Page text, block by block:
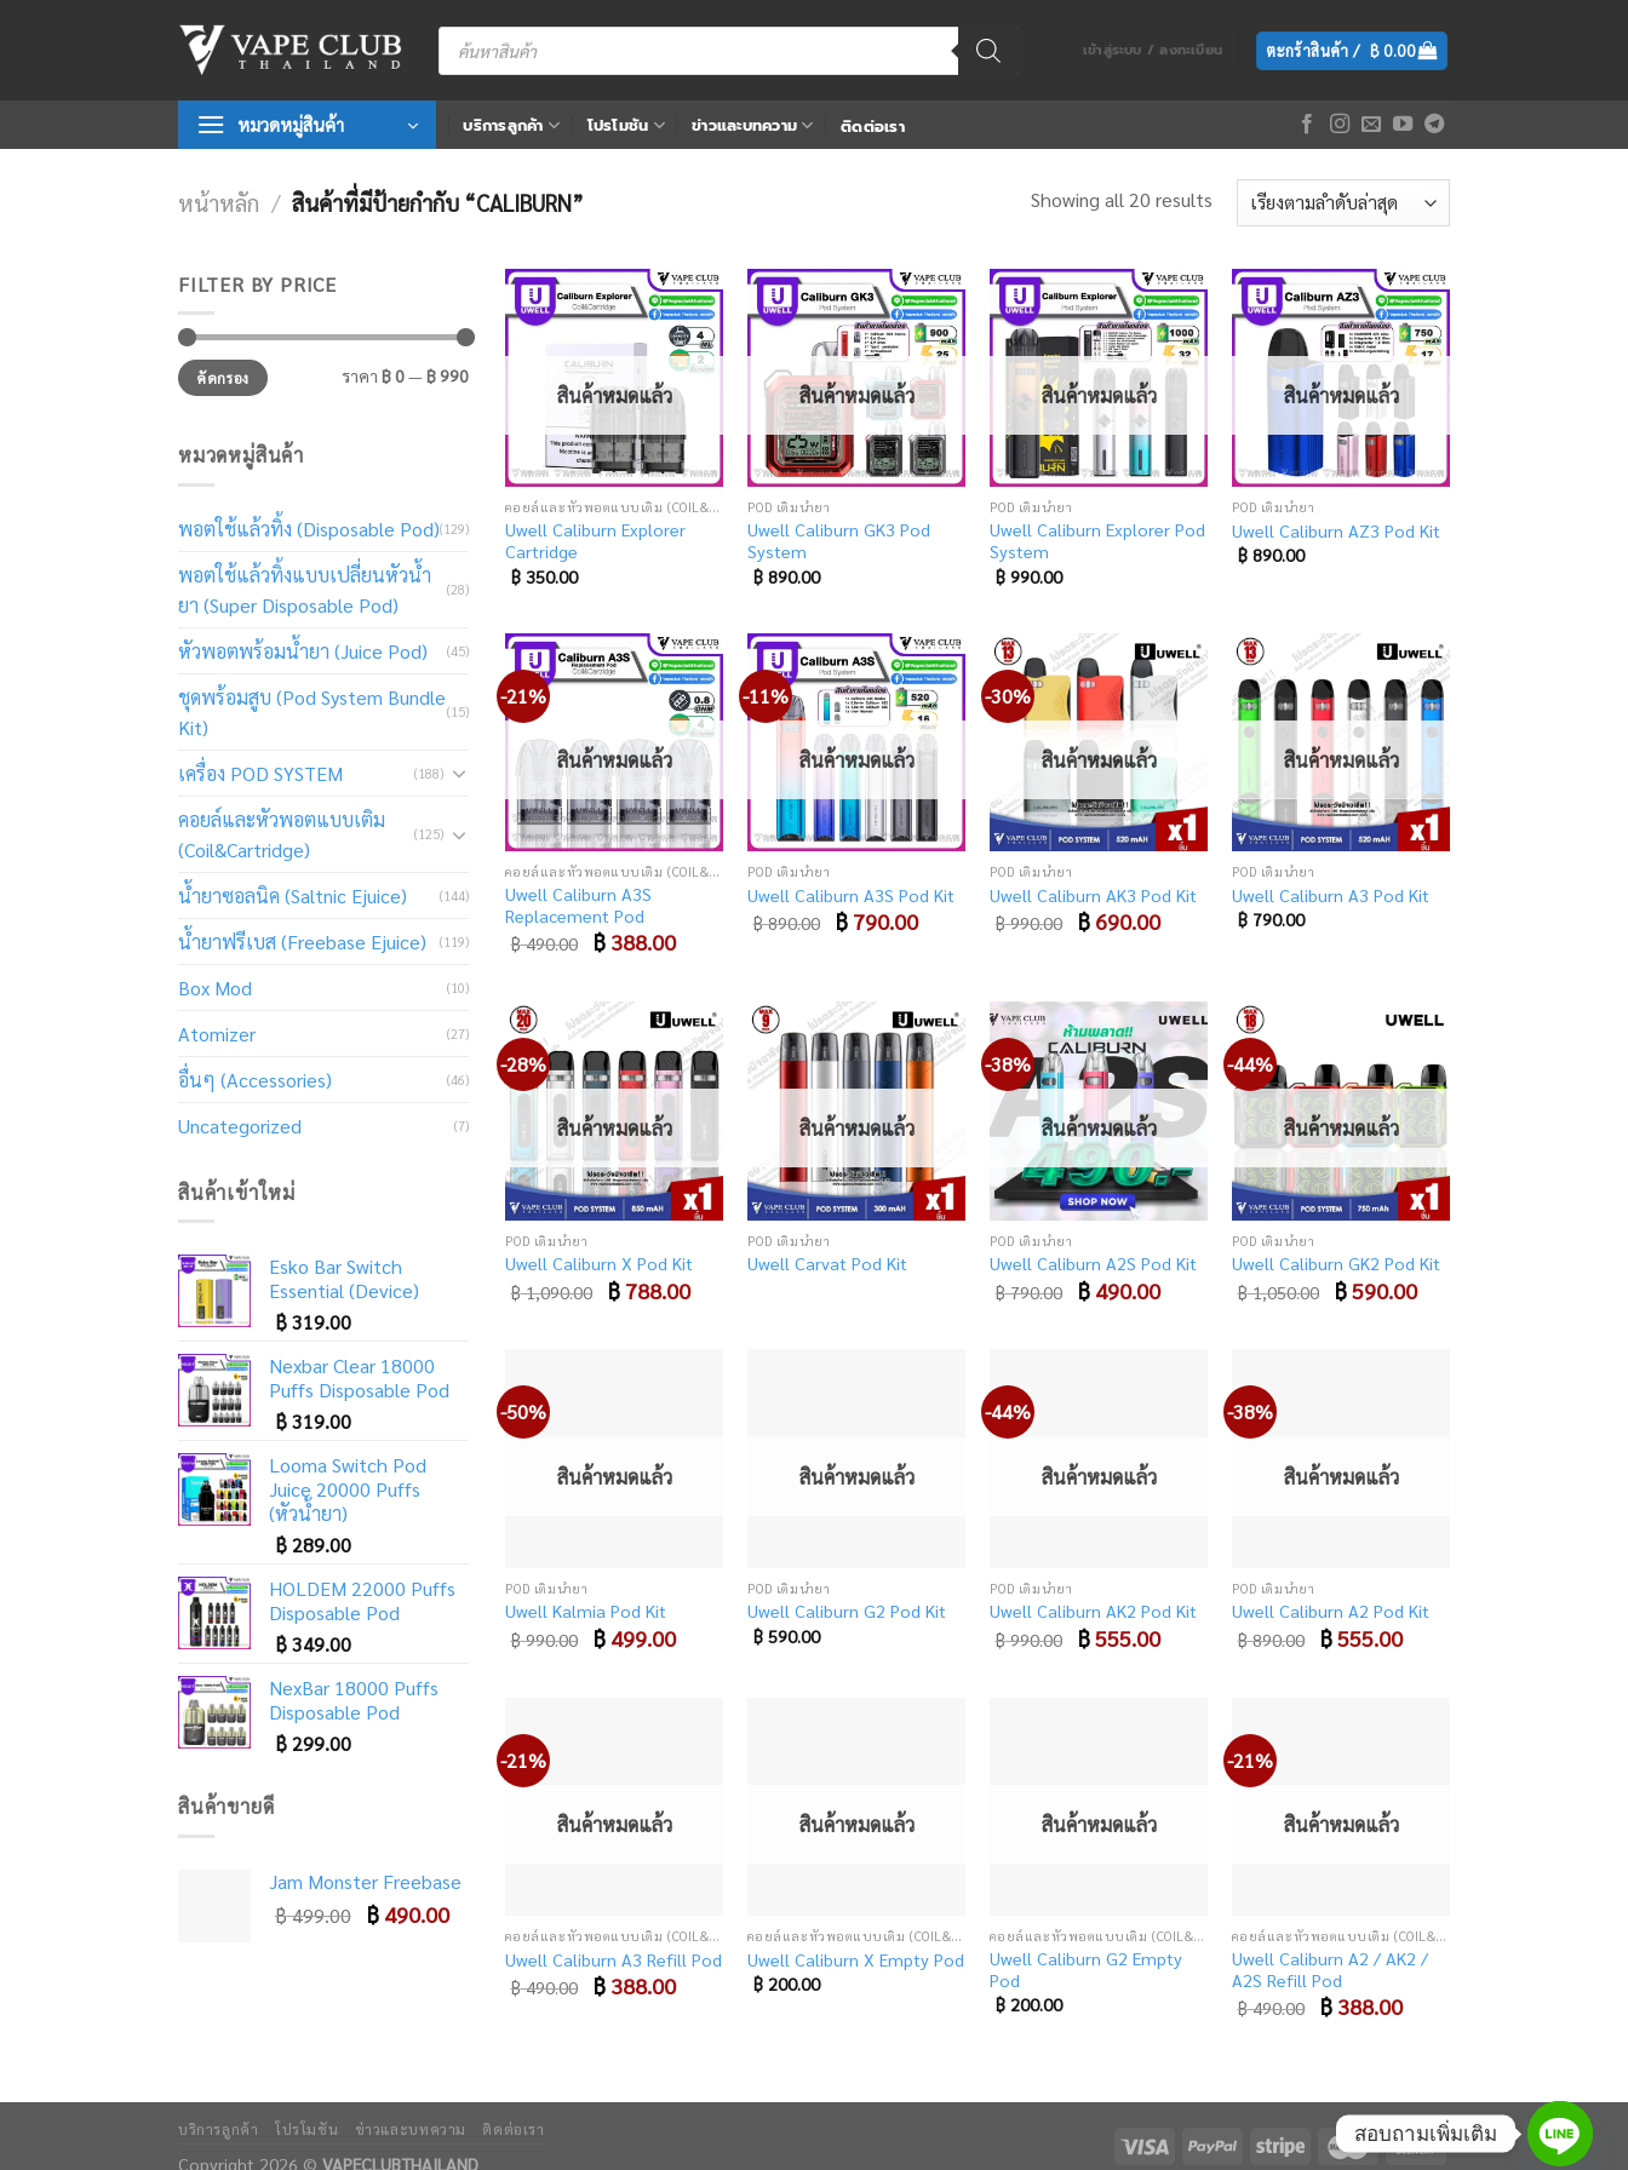
Products
search
เข้าสู่ระบบ / ลงทะเบียน ตะกร้าสินค้า / ฿0.00
หมวดหมู่สินค้า บริการลูกค้า โปรโมชัน ข่าวและบทความ ติดต่อเรา
หน้าหลัก / สินค้าที่มีป้ายกำกับ “CALIBURN” Showing all 20 results
FILTER BY PRICE
ราคา
ต่ำ
สุด
ราคา
สูงสุดคัดกรอง ราคา ฿ 0—฿ 990
หมวดหมู่สินค้า
พอตใช้แล้วทิ้ง (Disposable Pod)(129)
พอตใช้แล้วทิ้งแบบเปลี่ยนหัวน้ำ
ยา (Super Disposable Pod)
(28)
หัวพอตพร้อมน้ำยา (Juice Pod) (45)
ชุดพร้อมสูบ (Pod System Bundle
Kit)
(15)
เครื่อง POD SYSTEM (188)
คอยล์และหัวพอตแบบเติม
(Coil&Cartridge)
(125)
น้ำยาซอลนิค (Saltnic Ejuice) (144)
น้ำยาฟรีเบส (Freebase Ejuice) (119)
Box Mod (10)
Atomizer (27)
อื่นๆ (Accessories) (46)
Uncategorized (7)
สินค้าเข้าใหม่
Esko Bar Switch
Essential (Device)
฿319.00
Nexbar Clear 18000
Puffs Disposable Pod
฿319.00
Looma Switch Pod
Juice 20000 Puffs
(หัวน้ำยา)
฿289.00
HOLDEM 22000 Puffs
Disposable Pod
฿349.00
NexBar 18000 Puffs
Disposable Pod
฿299.00
สินค้าขายดี
Jam Monster Freebase
฿499.00
Original
฿ 490.00Current
฿ 490.00.
Add
to
wishlist
สินค้าหมดแล้ว
คอยล์และหัวพอตแบบเติม (COIL&CARTRIDGE)
Uwell Caliburn Explorer
Cartridge
฿350.00
Add
to
wishlist
สินค้าหมดแล้ว
POD เติมน้ำยา
Uwell Caliburn GK3 Pod
System
฿890.00
Add
to
wishlist
สินค้าหมดแล้ว
POD เติมน้ำยา
Uwell Caliburn Explorer Pod
System
฿990.00
Add
to
wishlist
สินค้าหมดแล้ว
POD เติมน้ำยา
Uwell Caliburn AZ3 Pod Kit
฿890.00
-21%
Add
to
wishlist
สินค้าหมดแล้ว
คอยล์และหัวพอตแบบเติม (COIL&CARTRIDGE)
Uwell Caliburn A3S
Replacement Pod
฿490.00 Original
price
฿388.00Current
price
-11%
Add
to
wishlist
สินค้าหมดแล้ว
POD เติมน้ำยา
Uwell Caliburn A3S Pod Kit
฿890.00 Original
price
฿790.00Current
price
-30%
Add
สินค้าหมดแล้ว
POD เติมน้ำยา
Uwell Caliburn AK3 Pod Kit
฿990.00 Original
price
฿690.00Current
price
Add
wishlist
สินค้าหมดแล้ว
POD เติมน้ำยา
Uwell Caliburn A3 Pod Kit
฿790.00
-28%
Add
to
wishlist
สินค้าหมดแล้ว
POD เติมน้ำยา
Uwell Caliburn X Pod Kit
฿1,090.00 Original
price
฿788.00Current
price
Add
to
สินค้าหมดแล้ว
POD เติมน้ำยา
Uwell Carvat Pod Kit
-38%
Add
to
wishlist
สินค้าหมดแล้ว
POD เติมน้ำยา
Uwell Caliburn A2S Pod Kit
฿790.00 Original
price
฿490.00Current
price
-44%
Add
to
wishlist
สินค้าหมดแล้ว
POD เติมน้ำยา
Uwell Caliburn GK2 Pod Kit
฿1,050.00 Original
price
฿590.00Current
price
-50%
สินค้าหมดแล้ว
POD เติมน้ำยา
Uwell Kalmia Pod Kit
฿990.00 Original
price
฿499.00Current
price
สินค้าหมดแล้ว
POD เติมน้ำยา
Uwell Caliburn G2 Pod Kit
฿590.00
-44%
สินค้าหมดแล้ว
POD เติมน้ำยา
Uwell Caliburn AK2 Pod Kit
฿990.00 Original
price
฿555.00Current
price
-38%
สินค้าหมดแล้ว
POD เติมน้ำยา
Uwell Caliburn A2 Pod Kit
฿890.00 Original
price
฿555.00Current
price
-21%
สินค้าหมดแล้ว
คอยล์และหัวพอตแบบเติม (COIL&CARTRIDGE)
Uwell Caliburn A3 Refill Pod
฿490.00 Original
price
฿388.00Current
price
สินค้าหมดแล้ว
คอยล์และหัวพอตแบบเติม (COIL&CARTRIDGE)
Uwell Caliburn X Empty Pod
฿200.00
สินค้าหมดแล้ว
คอยล์และหัวพอตแบบเติม (COIL&CARTRIDGE)
Uwell Caliburn G2 Empty
Pod
฿200.00
-21%
สินค้าหมดแล้ว
คอยล์และหัวพอตแบบเติม (COIL&CARTRIDGE)
Uwell Caliburn A2 / AK2 /
A2S Refill Pod
฿490.00 Original
price
฿388.00Current
price
บริการลูกค้า โปรโมชัน ข่าวและบทความ ติดต่อเรา
Copyright 2026 © VAPECLUBTHAILAND
สอบถามเพิ่มเติม